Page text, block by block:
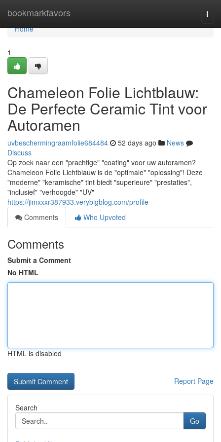
bookmarkfavors
Home
Home
1
Chameleon Folie Lichtblauw:
De Perfecte Ceramic Tint voor
Autoramen
uvbeschermingraamfolie684484 52 days ago
News
Discuss
Op zoek naar een "prachtige" "coating" voor uw autoramen?
Chameleon Folie Lichtblauw is de "optimale" "oplossing"! Deze
"moderne" "keramische" tint biedt "superieure" "prestaties",
"inclusief" "verhoogde" "UV"
https://jimxxxr387933.verybigblog.com/profile
Comments
Who Upvoted
Comments
Submit a Comment
No HTML
HTML is disabled
Report Page
Search
Go